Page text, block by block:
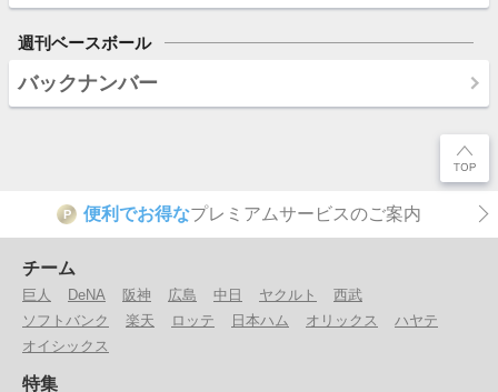
週刊ベースボール
バックナンバー
P 便利でお得なプレミアムサービスのご案内
チーム
巨人 DeNA 阪神 広島 中日 ヤクルト
西武
ソフトバンク
楽天 ロッテ 日本ハム オリックス
ハヤテ
オイシックス
特集